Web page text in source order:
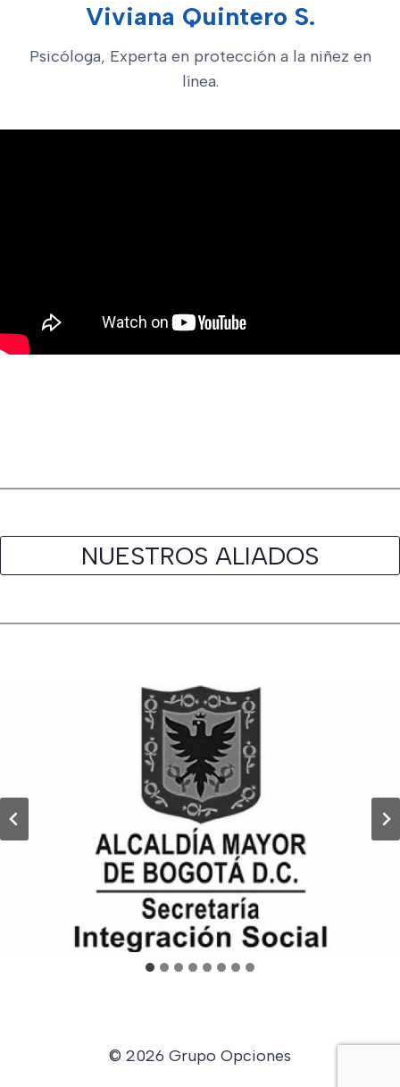
Viviana Quintero S.
Psicóloga, Experta en protección a la niñez en
línea.
NUESTROS ALIADOS
© 2026 Grupo Opciones